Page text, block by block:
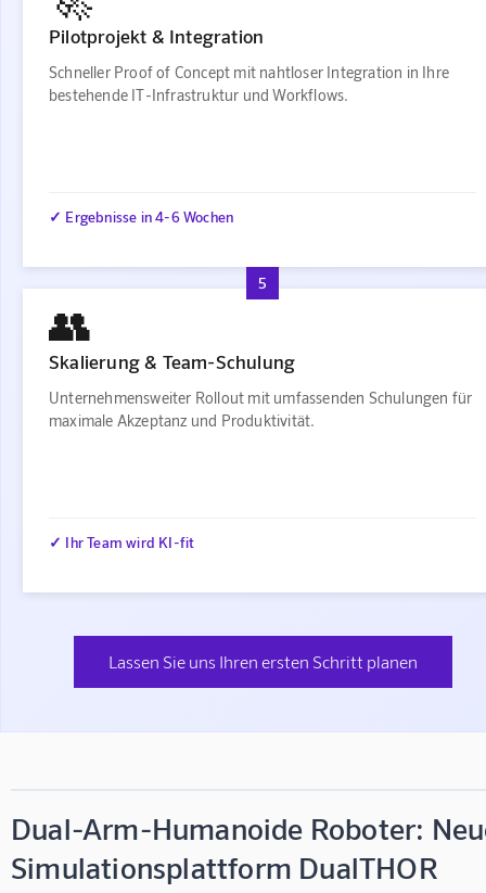
Pilotprojekt & Integration
Schneller Proof of Concept mit nahtloser Integration in Ihre
bestehende IT-Infrastruktur und Workflows.
✓ Ergebnisse in 4-6 Wochen
5
👥
Skalierung & Team-Schulung
Unternehmensweiter Rollout mit umfassenden Schulungen für
maximale Akzeptanz und Produktivität.
✓ Ihr Team wird KI-fit
Lassen Sie uns Ihren ersten Schritt planen
Dual-Arm-Humanoide Roboter:
Simulationsplattform DualTHOR